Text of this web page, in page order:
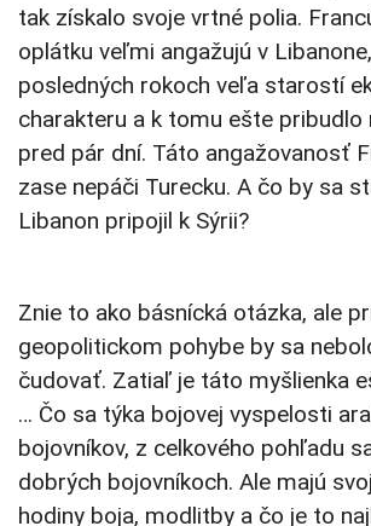
tak získalo svoje vrtné polia.
oplátku veľmi angažujú v
posledných rokoch veľa starostí
charakteru a k tomu ešte pribudlo
pred pár dní. Táto angažovanosť
zase nepáči Turecku. A čo by sa
Libanon pripojil k Sýrii?
Znie to ako básnícká otázka, ale
geopolitickom pohybe by sa
čudovať. Zatiaľ je táto myšlienka
… Čo sa týka bojovej vyspelosti
bojovníkov, z celkového pohľadu
dobrých bojovníkoch. Ale majú
hodiny boja, modlitby a čo je to